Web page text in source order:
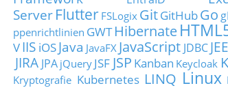
Server Flutter FSLogix GitGitHubGo
ppenrichtlinien GWT Hibernate
VIIS iOSJava JavaFX JavaScript JDBC JEE
JIRA JPA jQuery JSF JSP Kanban Keycloak
Kryptografie Kubernetes LINQ Linux